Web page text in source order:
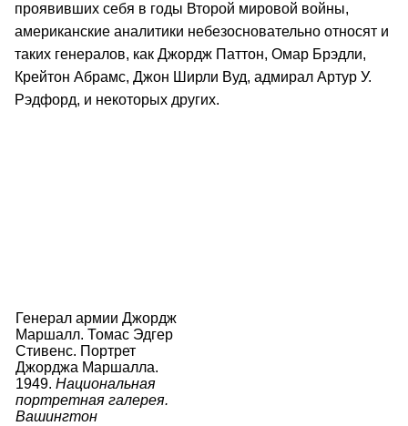
проявивших себя в годы Второй мировой войны,
американские аналитики небезосновательно относят и
таких генералов, как Джордж Паттон, Омар Брэдли,
Крейтон Абрамс, Джон Ширли Вуд, адмирал Артур У.
Рэдфорд, и некоторых других.
Генерал армии Джордж
Маршалл. Томас Эдгер
Стивенс. Портрет
Джорджа Маршалла.
1949. Национальная
портретная галерея.
Вашингтон